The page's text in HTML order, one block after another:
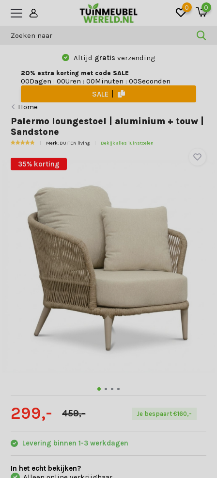
0 0
Altijd gratis verzending
20% extra korting met code SALE
00Dagen : 00Uren : 00Minuten : 00Seconden
SALE
Home
Palermo loungestoel | aluminium + touw |
Sandstone
Merk: BUITEN living Bekijk alles Tuinstoelen
35% korting
299,- 459,- Je bespaart €160,-
Levering binnen 1-3 werkdagen
In het echt bekijken?